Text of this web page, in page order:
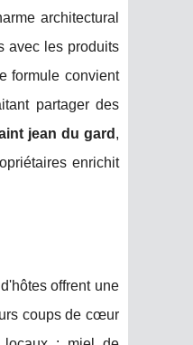
architectural
avec les produits
formule convient
partager des
jean du gard ,
enrichit
offrent une
coups de cœur